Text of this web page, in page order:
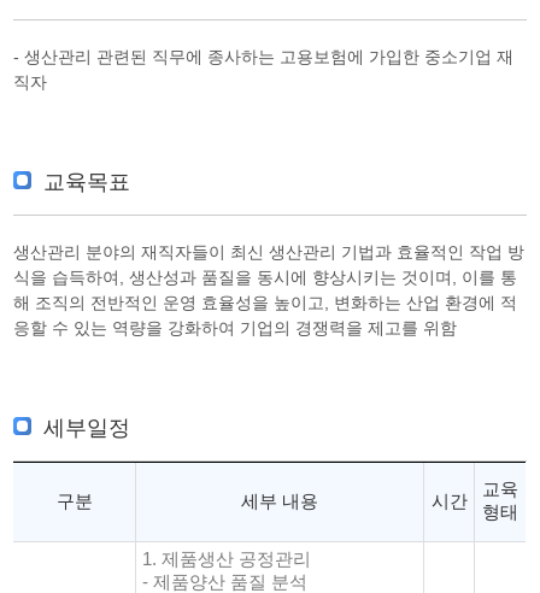
- 생산관리 관련된 직무에 종사하는 고용보험에 가입한 중소기업 재
직자
교육목표
생산관리 분야의 재직자들이 최신 생산관리 기법과 효율적인 작업 방
식을 습득하여, 생산성과 품질을 동시에 향상시키는 것이며, 이를 통
해 조직의 전반적인 운영 효율성을 높이고, 변화하는 산업 환경에 적
응할 수 있는 역량을 강화하여 기업의 경쟁력을 제고를 위함
세부일정
구분 세부 내용 시간
교육
형태
1. 제품생산 공정관리
- 제품양산 품질 분석